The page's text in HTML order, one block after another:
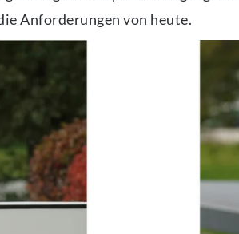
Anforderungen von heute.